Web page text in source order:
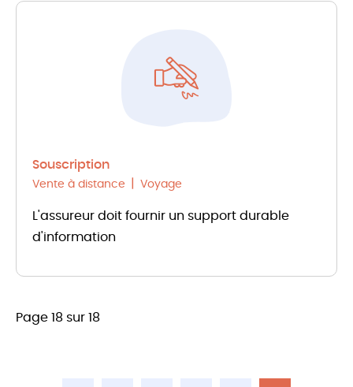
Souscription
Vente à distance Voyage
L'assureur doit fournir un support durable
d'information
Page 18 sur 18